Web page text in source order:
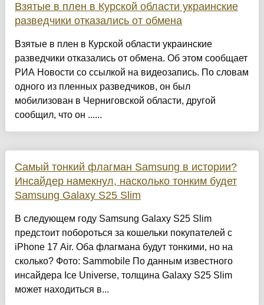
Взятые в плен в Курской области украинские
разведчики отказались от обмена
Взятые в плен в Курской области украинские
разведчики отказались от обмена. Об этом сообщает
РИА Новости со ссылкой на видеозапись. По словам
одного из пленных разведчиков, он был
мобилизован в Черниговской области, другой
сообщил, что он ......
Самый тонкий флагман Samsung в истории?
Инсайдер намекнул, насколько тонким будет
Samsung Galaxy S25 Slim
В следующем году Samsung Galaxy S25 Slim
предстоит побороться за кошельки покупателей с
iPhone 17 Air. Оба флагмана будут тонкими, но на
сколько? Фото: Sammobile По данным известного
инсайдера Ice Universe, толщина Galaxy S25 Slim
может находиться в...